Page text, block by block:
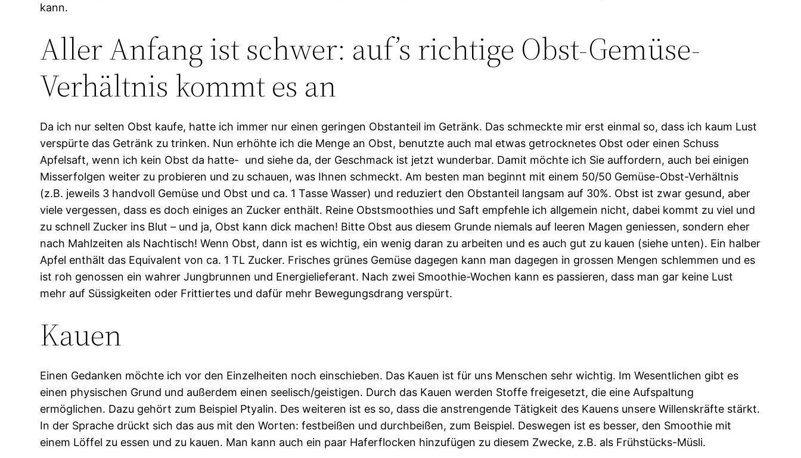
kann.
Aller Anfang ist schwer: auf’s richtige Obst-Gemüse-
Verhältnis kommt es an
Da ich nur selten Obst kaufe, hatte ich immer nur einen geringen Obstanteil im Getränk. Das schmeckte mir erst einmal so, dass ich kaum Lust
verspürte das Getränk zu trinken. Nun erhöhte ich die Menge an Obst, benutzte auch mal etwas getrocknetes Obst oder einen Schuss
Apfelsaft, wenn ich kein Obst da hatte- und siehe da, der Geschmack ist jetzt wunderbar. Damit möchte ich Sie auffordern, auch bei einigen
Misserfolgen weiter zu probieren und zu schauen, was Ihnen schmeckt. Am besten man beginnt mit einem 50/50 Gemüse-Obst-Verhältnis
(z.B. jeweils 3 handvoll Gemüse und Obst und ca. 1 Tasse Wasser) und reduziert den Obstanteil langsam auf 30%. Obst ist zwar gesund, aber
viele vergessen, dass es doch einiges an Zucker enthält. Reine Obstsmoothies und Saft empfehle ich allgemein nicht, dabei kommt zu viel und
zu schnell Zucker ins Blut – und ja, Obst kann dick machen! Bitte Obst aus diesem Grunde niemals auf leeren Magen geniessen, sondern eher
nach Mahlzeiten als Nachtisch! Wenn Obst, dann ist es wichtig, ein wenig daran zu arbeiten und es auch gut zu kauen (siehe unten). Ein halber
Apfel enthält das Equivalent von ca. 1 TL Zucker. Frisches grünes Gemüse dagegen kann man dagegen in grossen Mengen schlemmen und es
ist roh genossen ein wahrer Jungbrunnen und Energielieferant. Nach zwei Smoothie-Wochen kann es passieren, dass man gar keine Lust
mehr auf Süssigkeiten oder Frittiertes und dafür mehr Bewegungsdrang verspürt.
Kauen
Einen Gedanken möchte ich vor den Einzelheiten noch einschieben. Das Kauen ist für uns Menschen sehr wichtig. Im Wesentlichen gibt es
einen physischen Grund und außerdem einen seelisch/geistigen. Durch das Kauen werden Stoffe freigesetzt, die eine Aufspaltung
ermöglichen. Dazu gehört zum Beispiel Ptyalin. Des weiteren ist es so, dass die anstrengende Tätigkeit des Kauens unsere Willenskräfte stärkt.
In der Sprache drückt sich das aus mit den Worten: festbeißen und durchbeißen, zum Beispiel. Deswegen ist es besser, den Smoothie mit
einem Löffel zu essen und zu kauen. Man kann auch ein paar Haferflocken hinzufügen zu diesem Zwecke, z.B. als Frühstücks-Müsli.